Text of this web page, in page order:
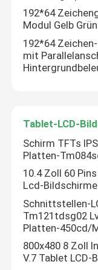
Grafisches LCD-
Medizinisches
Automobil-
Handy LCD-
Hohe Helligkeit
192*64
Modul Gelb
192*64
mit
Tablet-LCD-
Schirm TFTs
Platten-
10.4 Zoll 60
Lcd-
Schnittstellen-
Tm121tdsg02
Platten-450cd/
800x480 8 Zoll
V.7 Tablet LCD-